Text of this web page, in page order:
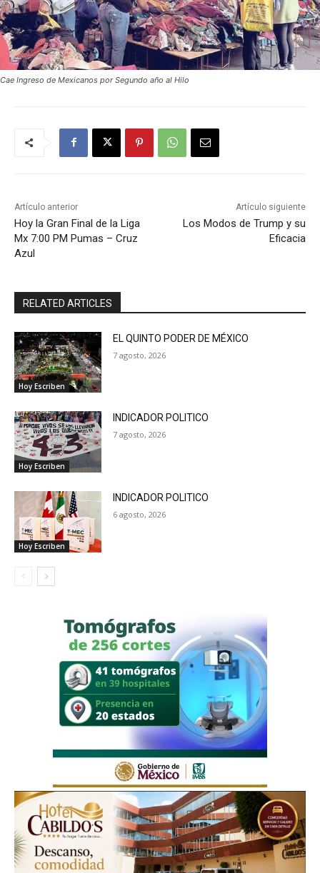
Cae Ingreso de Mexicanos por Segundo año al Hilo
Artículo anterior
Hoy la Gran Final de la Liga
Mx 7:00 PM Pumas – Cruz
Azul
Artículo siguiente
Los Modos de Trump y su
Eficacia
RELATED ARTICLES
Hoy Escriben
EL QUINTO PODER DE MÉXICO
7 agosto, 2026
Hoy Escriben
INDICADOR POLITICO
7 agosto, 2026
Hoy Escriben
INDICADOR POLITICO
6 agosto, 2026